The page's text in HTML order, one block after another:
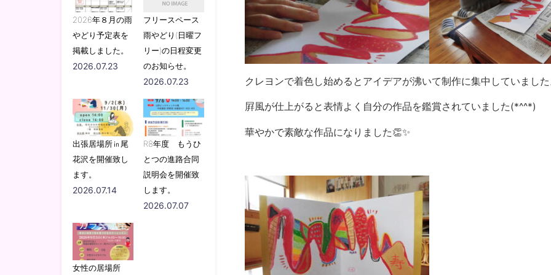
クレヨンで着色し始めるとアイデアが沸いて制作に集中していまし
屛風が仕上がると表情よく自分の作品を鑑賞されていました(*^^*)
華やかで素敵な作品になりました👏✨
2026年８月の雨
やどり予定表を
掲載しました。
2026.07.23
フリースペース
雨やどり(日曜フ
リー)の日程変更
のお知らせ。
2026.07.23
出張居場所㏌尾
花沢を開催致し
ます。
2026.07.14
R8年度 もうひ
とつの進路合同
説明会を開催致
します。
2026.07.07
女性の居場所